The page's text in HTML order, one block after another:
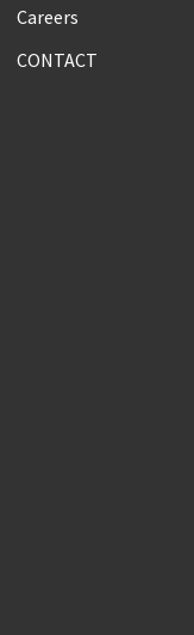
Careers
CONTACT